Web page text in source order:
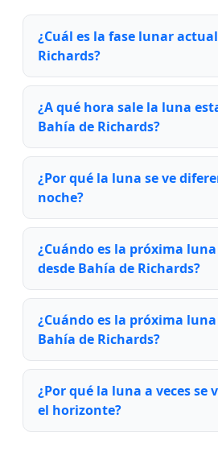
¿Cuál es la fase lunar
Richards?
¿A qué hora sale la luna
Bahía de Richards?
¿Por qué la luna se ve
noche?
¿Cuándo es la próxima
desde Bahía de Richards?
¿Cuándo es la próxima
Bahía de Richards?
¿Por qué la luna a veces se
el horizonte?